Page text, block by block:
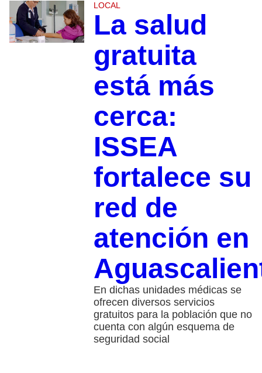
LOCAL
La salud
gratuita
está más
cerca:
ISSEA
fortalece su
red de
atención en
En dichas unidades médicas se
ofrecen diversos servicios
gratuitos para la población que no
cuenta con algún esquema de
seguridad social